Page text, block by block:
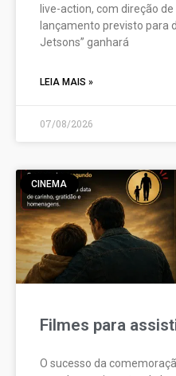
live-action, com direção
lançamento previsto para
Jetsons” ganhará
LEIA MAIS »
07/08/2026
CINEMA
Filmes para
O sucesso da